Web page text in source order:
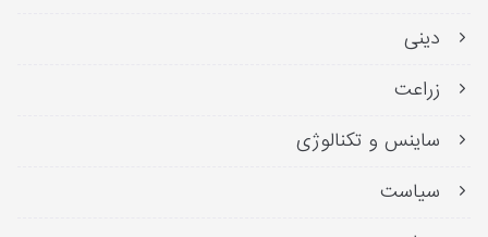
دینی
زراعت
ساینس و تکنالوژی
سیاست